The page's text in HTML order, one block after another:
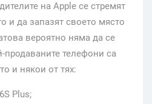
на Apple се стремят
и да запазят своето място
вероятно няма да се
продаваните телефони са
и някои от тях:
Plus;